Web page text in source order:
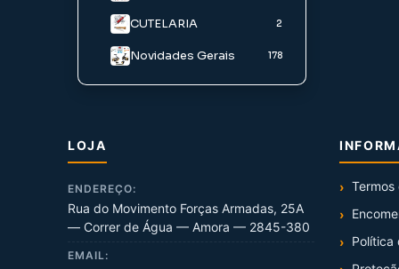
Iscos Agua Salgada
CUTELARIA 2
Novidades Gerais 178
LOJA
ENDEREÇO:
Rua do Movimento Forças Armadas, 25A
— Correr de Água — Amora — 2845-380
EMAIL:
Termos
Política